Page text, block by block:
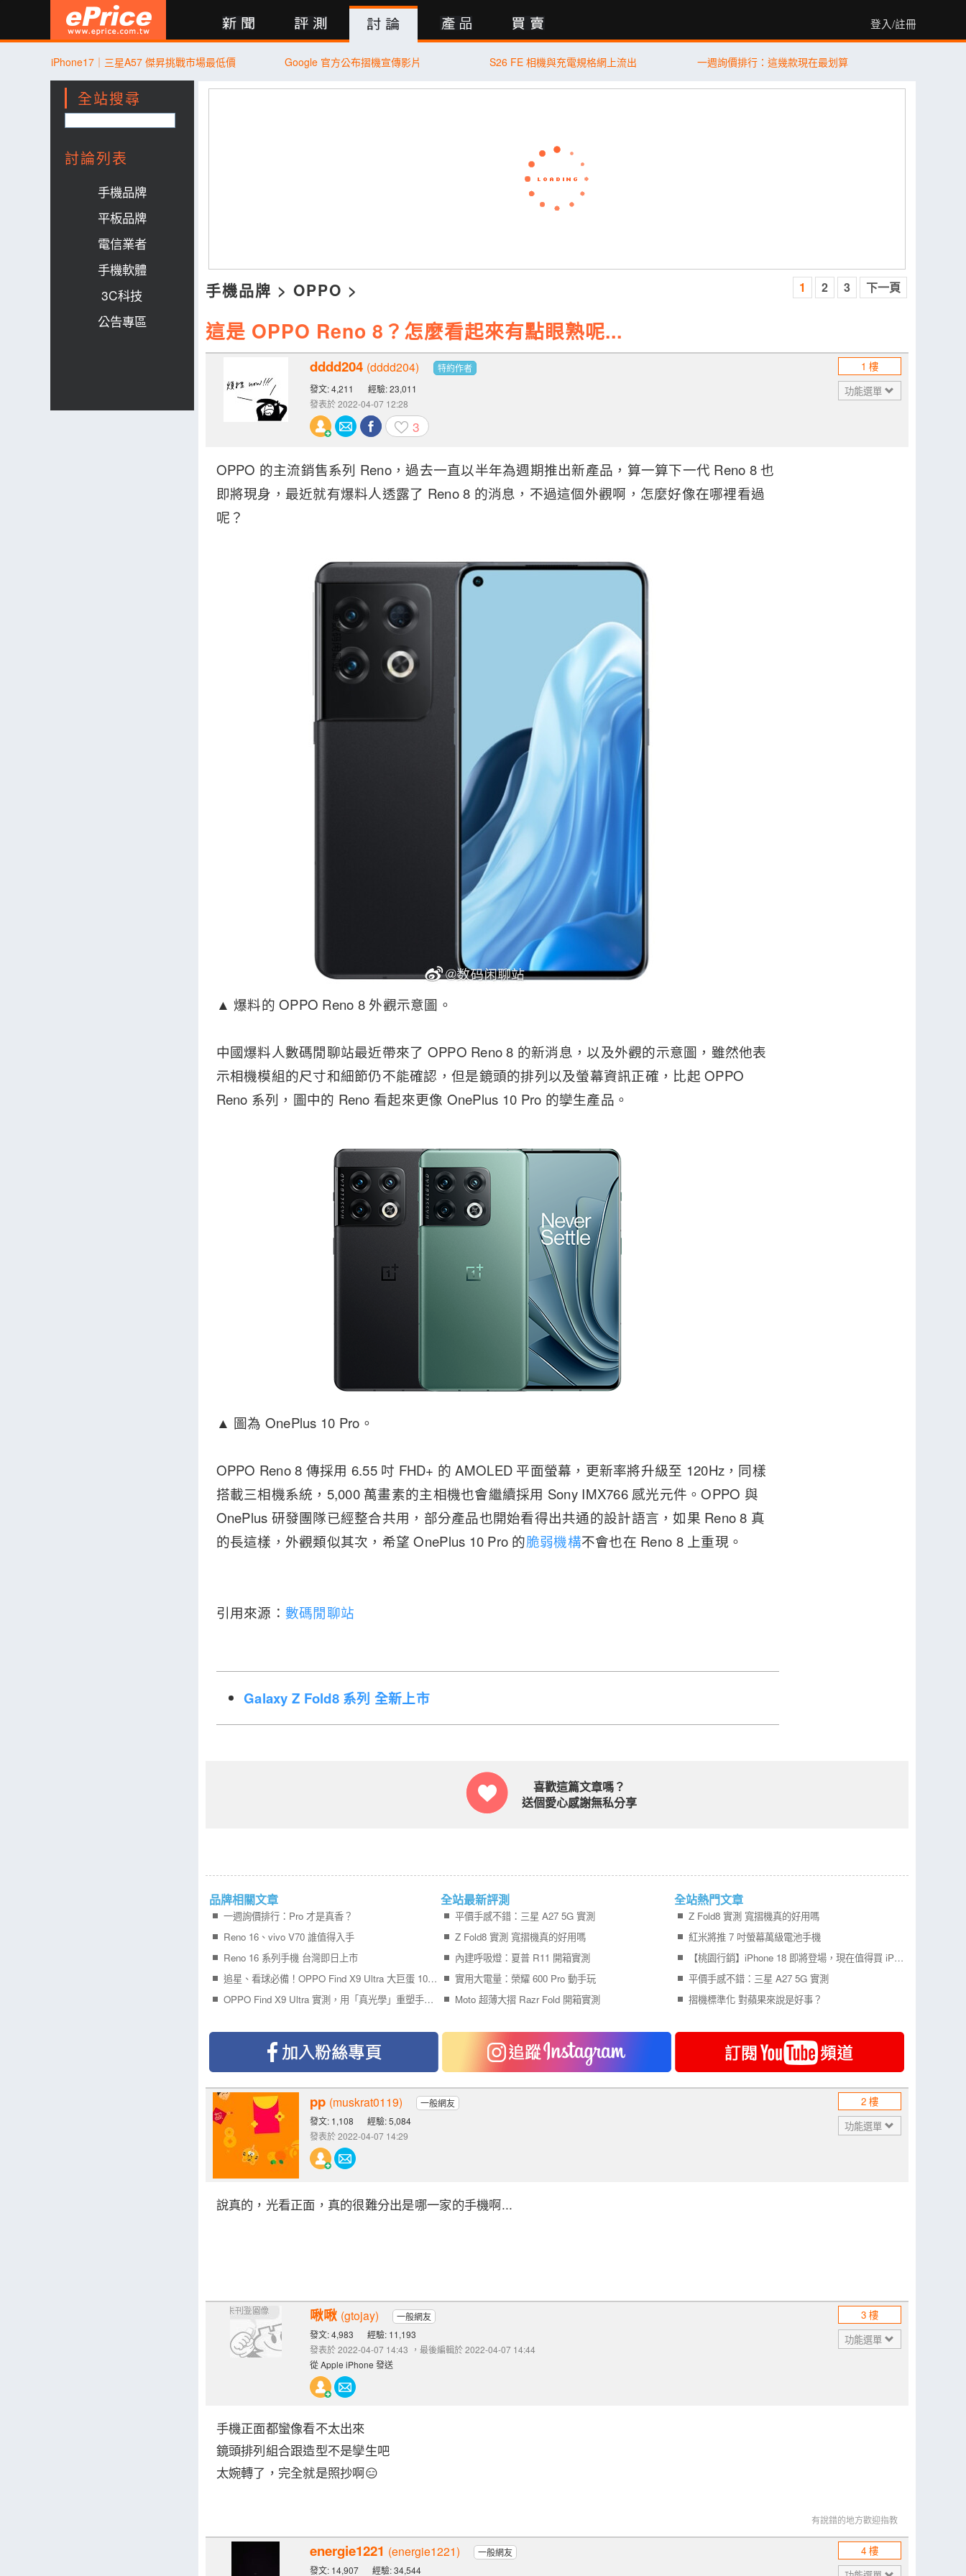
登入/註冊
評測 討論 產品 買賣 登入 行動版
iPhone17｜三星A57 傑昇挑戰市場最低價 Google 官方公布摺機宣傳影片 S26 FE 相機與充電規格網上流出 一週詢價排行：這幾款現在最划算
全站搜尋
討論列表
手機品牌
平板品牌
電信業者
手機軟體
3C科技
公告專區
手機品牌 > OPPO > 1 2 3 下一頁
這是 OPPO Reno 8？怎麼看起來有點眼熟呢...
dddd204 (dddd204)
特約作者
發文: 4,211
經驗: 23,011
發表於 2022-04-07 12:28
3
1 樓
功能選單
OPPO 的主流銷售系列 Reno，過去一直以半年為週期推出新產品，算一算下一代 Reno 8 也
即將現身，最近就有爆料人透露了 Reno 8 的消息，不過這個外觀啊，怎麼好像在哪裡看過
呢？
▲ 爆料的 OPPO Reno 8 外觀示意圖。
中國爆料人數碼閒聊站最近帶來了 OPPO Reno 8 的新消息，以及外觀的示意圖，雖然他表
示相機模組的尺寸和細節仍不能確認，但是鏡頭的排列以及螢幕資訊正確，比起 OPPO
Reno 系列，圖中的 Reno 看起來更像 OnePlus 10 Pro 的孿生產品。
▲ 圖為 OnePlus 10 Pro。
OPPO Reno 8 傳採用 6.55 吋 FHD+ 的 AMOLED 平面螢幕，更新率將升級至 120Hz，同樣
搭載三相機系統，5,000 萬畫素的主相機也會繼續採用 Sony IMX766 感光元件。OPPO 與
OnePlus 研發團隊已經整合共用，部分產品也開始看得出共通的設計語言，如果 Reno 8 真
的長這樣，外觀類似其次，希望 OnePlus 10 Pro 的脆弱機構不會也在 Reno 8 上重現。
引用來源： 數碼閒聊站
Galaxy Z Fold8 系列 全新上市
喜歡這篇文章嗎？
送個愛心感謝無私分享
品牌相關文章
一週詢價排行：Pro 才是真香？
Reno 16、vivo V70 誰值得入手
Reno 16 系列手機 台灣即日上市
追星、看球必備！OPPO Find X9 Ultra 大巨蛋 10 倍長焦拍攝實測
OPPO Find X9 Ultra 實測，用「真光學」重塑手機攝影的物理極限
全站最新評測
平價手感不錯：三星 A27 5G 實測
Z Fold8 實測 寬摺機真的好用嗎
內建呼吸燈：夏普 R11 開箱實測
實用大電量：榮耀 600 Pro 動手玩
Moto 超薄大摺 Razr Fold 開箱實測
全站熱門文章
Z Fold8 實測 寬摺機真的好用嗎
紅米將推 7 吋螢幕萬級電池手機
【桃園行銷】iPhone 18 即將登場，現在值得買 iPhone 17 嗎？四款機型一次比較！
平價手感不錯：三星 A27 5G 實測
摺機標準化 對蘋果來說是好事？
pp (muskrat0119)
一般網友
發文: 1,108
經驗: 5,084
發表於 2022-04-07 14:29
2 樓
功能選單
說真的，光看正面，真的很難分出是哪一家的手機啊...
啾啾 (gtojay)
一般網友
發文: 4,983
經驗: 11,193
發表於 2022-04-07 14:43 ，最後編輯於 2022-04-07 14:44
從 Apple iPhone 發送
3 樓
功能選單
手機正面都蠻像看不太出來
鏡頭排列組合跟造型不是孿生吧
太婉轉了，完全就是照抄啊😑
有說錯的地方歡迎指教
energie1221 (energie1221)
一般網友
發文: 14,907
經驗: 34,544
4 樓